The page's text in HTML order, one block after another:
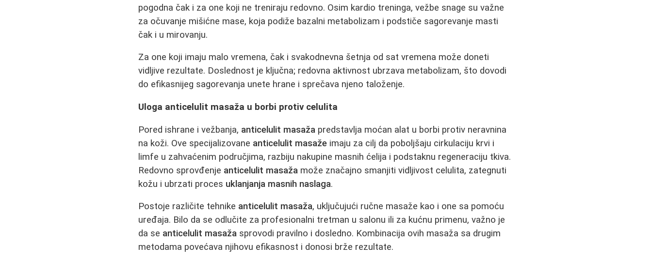
pogodna čak i za one koji ne treniraju redovno. Osim kardio treninga, vežbe snage su važne
za očuvanje mišićne mase, koja podiže bazalni metabolizam i podstiče sagorevanje masti
čak i u mirovanju.
Za one koji imaju malo vremena, čak i svakodnevna šetnja od sat vremena može doneti
vidljive rezultate. Doslednost je ključna; redovna aktivnost ubrzava metabolizam, što dovodi
do efikasnijeg sagorevanja unete hrane i sprečava njeno taloženje.
Uloga anticelulit masaža u borbi protiv celulita
Pored ishrane i vežbanja, anticelulit masaža predstavlja moćan alat u borbi protiv neravnina
na koži. Ove specijalizovane anticelulit masaže imaju za cilj da poboljšaju cirkulaciju krvi i
limfe u zahvaćenim područjima, razbiju nakupine masnih ćelija i podstaknu regeneraciju tkiva.
Redovno sprovđenje anticelulit masaža može značajno smanjiti vidljivost celulita, zategnuti
kožu i ubrzati proces uklanjanja masnih naslaga.
Postoje različite tehnike anticelulit masaža, uključujući ručne masaže kao i one sa pomoću
uređaja. Bilo da se odlučite za profesionalni tretman u salonu ili za kućnu primenu, važno je
da se anticelulit masaža sprovodi pravilno i dosledno. Kombinacija ovih masaža sa drugim
metodama povećava njihovu efikasnost i donosi brže rezultate.